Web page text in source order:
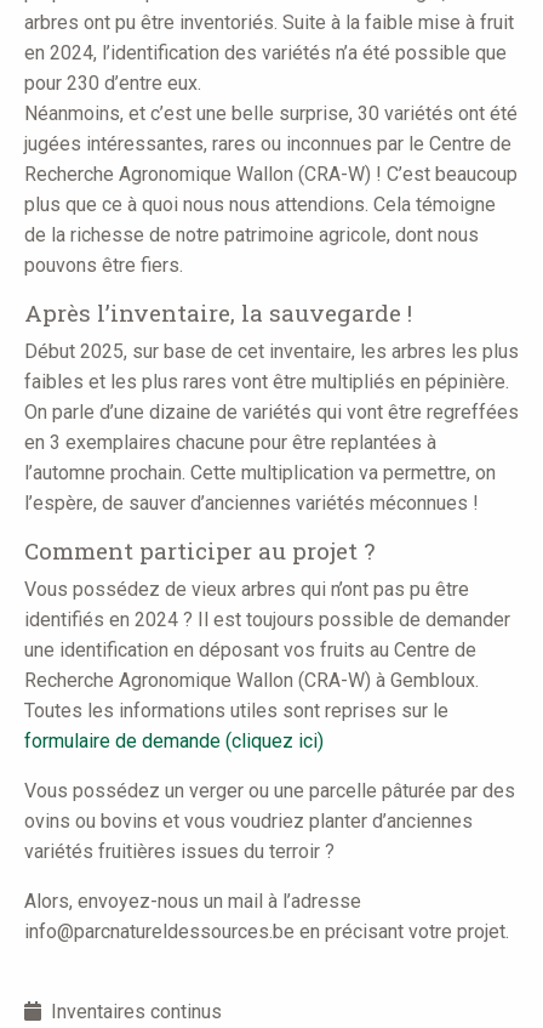
arbres ont pu être inventoriés. Suite à la faible mise à fruit
en 2024, l’identification des variétés n’a été possible que
pour 230 d’entre eux.
Néanmoins, et c’est une belle surprise, 30 variétés ont été
jugées intéressantes, rares ou inconnues par le Centre de
Recherche Agronomique Wallon (CRA-W) ! C’est beaucoup
plus que ce à quoi nous nous attendions. Cela témoigne
de la richesse de notre patrimoine agricole, dont nous
pouvons être fiers.
Après l’inventaire, la sauvegarde !
Début 2025, sur base de cet inventaire, les arbres les plus
faibles et les plus rares vont être multipliés en pépinière.
On parle d’une dizaine de variétés qui vont être regreffées
en 3 exemplaires chacune pour être replantées à
l’automne prochain. Cette multiplication va permettre, on
l’espère, de sauver d’anciennes variétés méconnues !
Comment participer au projet ?
Vous possédez de vieux arbres qui n’ont pas pu être
identifiés en 2024 ? Il est toujours possible de demander
une identification en déposant vos fruits au Centre de
Recherche Agronomique Wallon (CRA-W) à Gembloux.
Toutes les informations utiles sont reprises sur le
formulaire de demande (cliquez ici)
Vous possédez un verger ou une parcelle pâturée par des
ovins ou bovins et vous voudriez planter d’anciennes
variétés fruitières issues du terroir ?
Alors, envoyez-nous un mail à l’adresse
info@parcnatureldessources.be en précisant votre projet.
Inventaires continus